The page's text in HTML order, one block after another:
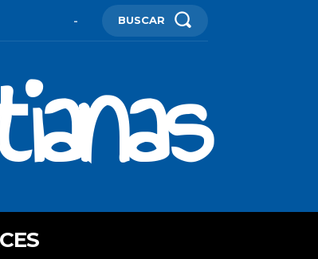
- BUSCAR